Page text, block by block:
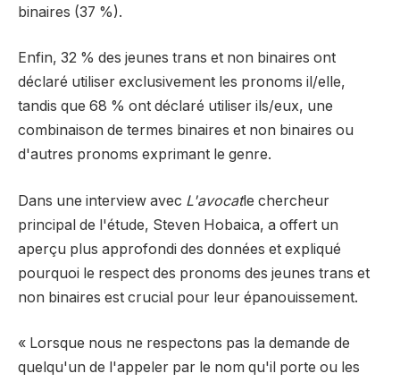
binaires (37 %).
Enfin, 32 % des jeunes trans et non binaires ont
déclaré utiliser exclusivement les pronoms il/elle,
tandis que 68 % ont déclaré utiliser ils/eux, une
combinaison de termes binaires et non binaires ou
d'autres pronoms exprimant le genre.
Dans une interview avec L'avocatle chercheur
principal de l'étude, Steven Hobaica, a offert un
aperçu plus approfondi des données et expliqué
pourquoi le respect des pronoms des jeunes trans et
non binaires est crucial pour leur épanouissement.
« Lorsque nous ne respectons pas la demande de
quelqu'un de l'appeler par le nom qu'il porte ou les